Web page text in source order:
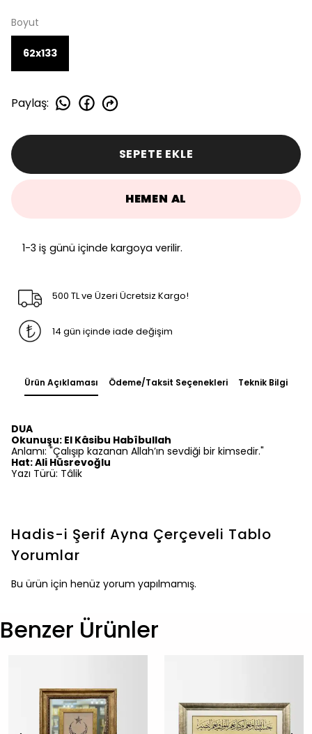
Boyut
62x133
Paylaş:
SEPETE EKLE
HEMEN AL
1-3 iş günü içinde kargoya verilir.
500 TL ve Üzeri Ücretsiz Kargo!
14 gün içinde iade değişim
Ürün Açıklaması Ödeme/Taksit Seçenekleri Teknik Bilgi
DUA
Okunuşu: El Kâsibu Habîbullah
Anlamı: "Çalışıp kazanan Allah’ın sevdiği bir kimsedir."
Hat: Ali Hüsrevoğlu
Yazı Türü: Tâlik
Hadis-i Şerif Ayna Çerçeveli Tablo
Yorumlar
Bu ürün için henüz yorum yapılmamış.
Benzer Ürünler